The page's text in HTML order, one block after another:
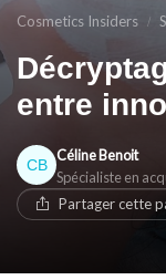
Cosmetics Insiders
entre
Céline Benoit
Spécialiste en
Partager cette